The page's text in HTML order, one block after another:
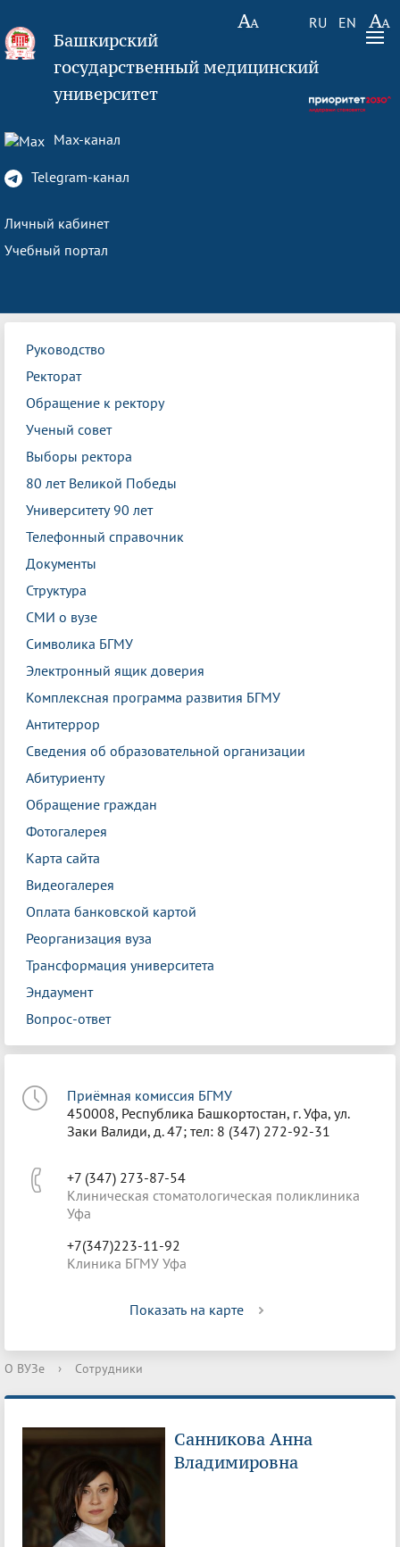
RU EN
Башкирский
государственный медицинский
университет
Max-канал
Telegram-канал
Личный кабинет
Учебный портал
Руководство
Ректорат
Обращение к ректору
Ученый совет
Выборы ректора
80 лет Великой Победы
Университету 90 лет
Телефонный справочник
Документы
Структура
СМИ о вузе
Символика БГМУ
Электронный ящик доверия
Комплексная программа развития БГМУ
Антитеррор
Сведения об образовательной организации
Абитуриенту
Обращение граждан
Фотогалерея
Карта сайта
Видеогалерея
Оплата банковской картой
Реорганизация вуза
Трансформация университета
Эндаумент
Вопрос-ответ
Приёмная комиссия БГМУ
450008, Республика Башкортостан, г. Уфа, ул.
Заки Валиди, д. 47; тел: 8 (347) 272-92-31
+7 (347) 273-87-54
Клиническая стоматологическая поликлиника
Уфа
+7(347)223-11-92
Клиника БГМУ Уфа
Показать на карте
О ВУЗе › Сотрудники
Санникова Анна
Владимировна